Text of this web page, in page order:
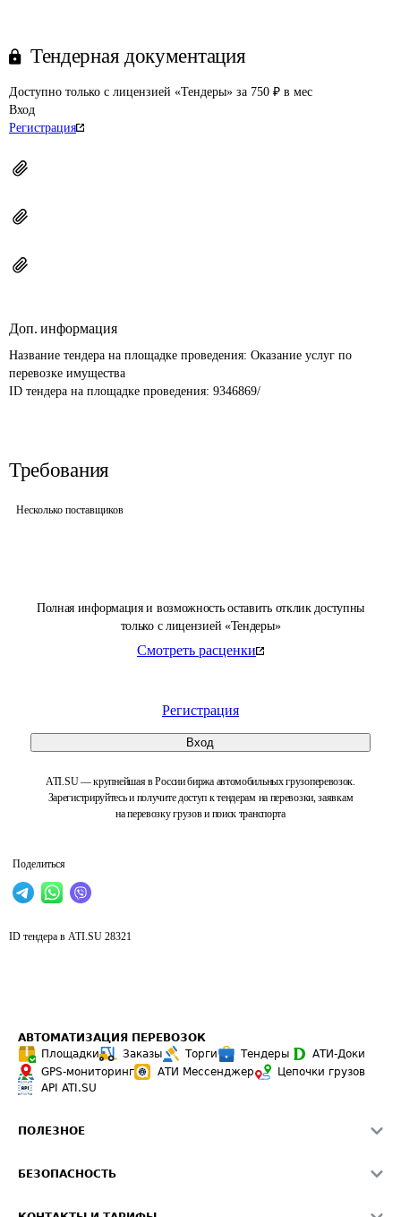
Полная информация и возможность оставить отклик доступны
только с лицензией «Тендеры»
Смотреть расценки
Регистрация
Вход
ATI.SU — крупнейшая в России биржа автомобильных грузоперевозок.
Зарегистрируйтесь и получите доступ к тендерам на перевозки, заявкам
на перевозку грузов и поиск транспорта
Поделиться
Тендерная документация
Доступно только с лицензией «Тендеры» за 750 ₽ в мес
Вход
Регистрация
Доп. информация
Название тендера на площадке проведения: Оказание услуг по
перевозке имущества
ID тендера на площадке проведения: 9346869/
Требования
Несколько поставщиков
ID тендера в ATI.SU 28321
АВТОМАТИЗАЦИЯ ПЕРЕВОЗОК
Площадки
Заказы Торги Тендеры
АТИ-Доки
GPS-мониторинг
АТИ Мессенджер
Цепочки грузов
API ATI.SU
ПОЛЕЗНОЕ
Звезды ATI.SU на вашем сайте
БЕЗОПАСНОСТЬ